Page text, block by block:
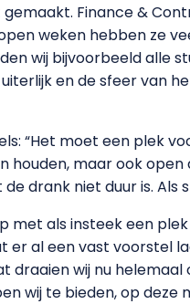
Finance &
weken hebben ze
wij bijvoorbeeld alle
en de sfeer van
“Het moet een plek
maar ook open
drank niet duur is. Als
als insteek een
al een vast voorstel
draaien wij nu
wij te bieden, op